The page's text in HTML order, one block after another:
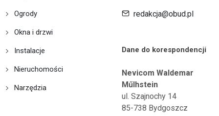
Ogrody
Okna i drzwi
Instalacje
Nieruchomości
Narzędzia
redakcja@obud.pl
Dane do korespondencji
Nevicom Waldemar
Műlhstein
ul. Szajnochy 14
85-738 Bydgoszcz